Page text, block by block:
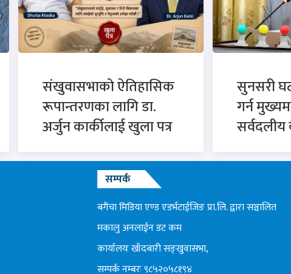
संखुवासभाको ऐतिहासिक
रूपान्तरणका लागि डा.
अर्जुन कार्कीलाई खुला पत्र
सुनसरी
गर्न
सम्पर्क
बगैंचा मिडिया एण्ड एडर्भटाईजिङ प्रा.लि. द्वारा सञ्चालित
मकालु अनलाईन डट कम
कार्यालयः खाँदबारी सङ्खुवासभा,
सम्पर्क नम्बरः ९८५२०५८१९४